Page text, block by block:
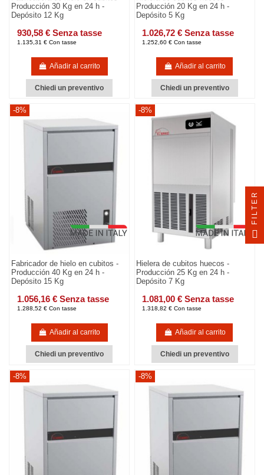
Producción 30 Kg en 24 h -
Depósito 12 Kg
930,58 € Senza tasse
1.135,31 € Con tasse
Añadir al carrito
Chiedi un preventivo
Producción 20 Kg en 24 h -
Depósito 5 Kg
1.026,72 € Senza tasse
1.252,60 € Con tasse
Añadir al carrito
Chiedi un preventivo
-8%
Fabricador de hielo en cubitos -
Producción 40 Kg en 24 h -
Depósito 15 Kg
1.056,16 € Senza tasse
1.288,52 € Con tasse
Añadir al carrito
Chiedi un preventivo
-8%
Hielera de cubitos huecos -
Producción 25 Kg en 24 h -
Depósito 7 Kg
1.081,00 € Senza tasse
1.318,82 € Con tasse
Añadir al carrito
Chiedi un preventivo
-8% -8%
FILTER